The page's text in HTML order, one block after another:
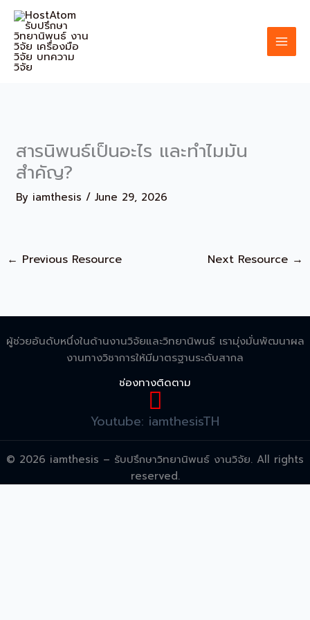
Skip
content
สารนิพนธ์เป็นอะไร และทำไมมัน
สำคัญ?
By iamthesis/June 29, 2026
← Previous Resource Next Resource →
ผู้ช่วยอันดับหนึ่งในด้านงานวิจัยและวิทยานิพนธ์ เรามุ่งมั่นพัฒนาผล
งานทางวิชาการให้มีมาตรฐานระดับสากล
ช่องทางติดตาม
Youtube: iamthesisTH
© 2026 iamthesis – รับปรึกษาวิทยานิพนธ์ งานวิจัย. All rights
reserved.